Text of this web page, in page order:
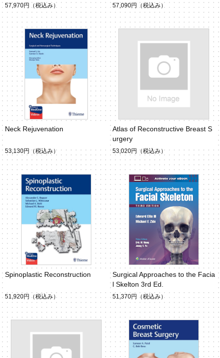
57,970円 （税込み） 57,090円 （税込み）
Neck Rejuvenation
53,130円 （税込み）
Atlas of Reconstructive Breast S
urgery
53,020円 （税込み）
Spinoplastic Reconstruction
51,920円 （税込み）
Surgical Approaches to the Facia
l Skelton 3rd Ed.
51,370円 （税込み）